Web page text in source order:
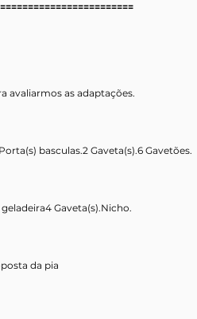
avaliarmos as adaptações.
basculas.2 Gaveta(s).6 Gavetões.
Gaveta(s).Nicho.
da pia